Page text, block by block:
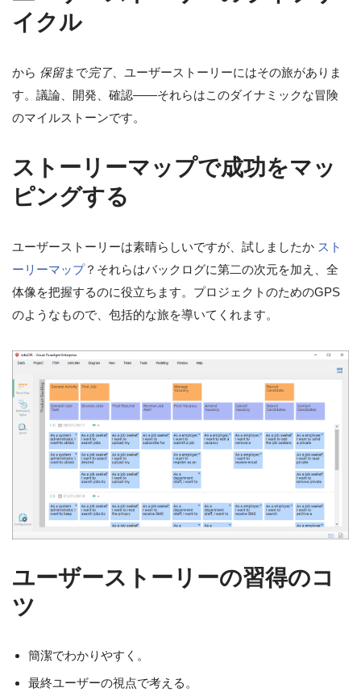
イクル
から 保留まで完了、ユーザーストーリーにはその旅がありま
す。議論、開発、確認——それらはこのダイナミックな冒険
のマイルストーンです。
ストーリーマップで成功をマッ
ピングする
ユーザーストーリーは素晴らしいですが、試しましたか スト
ーリーマップ？それらはバックログに第二の次元を加え、全
体像を把握するのに役立ちます。プロジェクトのためのGPS
のようなもので、包括的な旅を導いてくれます。
ユーザーストーリーの習得のコ
ツ
簡潔でわかりやすく。
最終ユーザーの視点で考える。